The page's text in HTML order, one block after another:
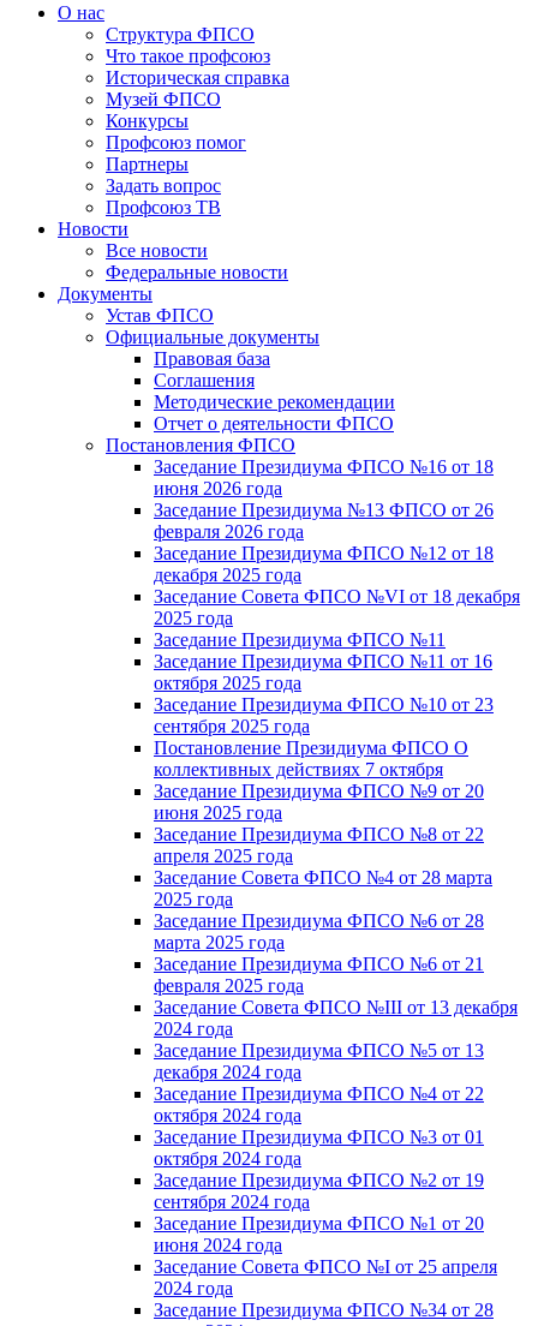
О нас
Структура ФПСО
Что такое профсоюз
Историческая справка
Музей ФПСО
Конкурсы
Профсоюз помог
Партнеры
Задать вопрос
Профсоюз ТВ
Новости
Все новости
Федеральные новости
Документы
Устав ФПСО
Официальные документы
Правовая база
Соглашения
Методические рекомендации
Отчет о деятельности ФПСО
Постановления ФПСО
Заседание Президиума ФПСО №16 от 18
июня 2026 года
Заседание Президиума №13 ФПСО от 26
февраля 2026 года
Заседание Президиума ФПСО №12 от 18
декабря 2025 года
Заседание Совета ФПСО №VI от 18 декабря
2025 года
Заседание Президиума ФПСО №11
Заседание Президиума ФПСО №11 от 16
октября 2025 года
Заседание Президиума ФПСО №10 от 23
сентября 2025 года
Постановление Президиума ФПСО О
коллективных действиях 7 октября
Заседание Президиума ФПСО №9 от 20
июня 2025 года
Заседание Президиума ФПСО №8 от 22
апреля 2025 года
Заседание Совета ФПСО №4 от 28 марта
2025 года
Заседание Президиума ФПСО №6 от 28
марта 2025 года
Заседание Президиума ФПСО №6 от 21
февраля 2025 года
Заседание Совета ФПСО №III от 13 декабря
2024 года
Заседание Президиума ФПСО №5 от 13
декабря 2024 года
Заседание Президиума ФПСО №4 от 22
октября 2024 года
Заседание Президиума ФПСО №3 от 01
октября 2024 года
Заседание Президиума ФПСО №2 от 19
сентября 2024 года
Заседание Президиума ФПСО №1 от 20
июня 2024 года
Заседание Совета ФПСО №I от 25 апреля
2024 года
Заседание Президиума ФПСО №34 от 28